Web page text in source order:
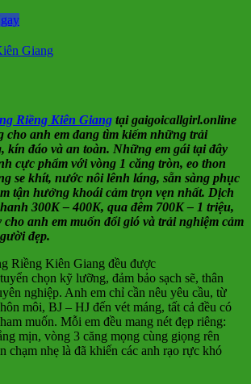
Giang
Riềng Kiên Giang tại gaigoicallgirl.online
cho anh em đang tìm kiếm những trải
kín đáo và an toàn. Những em gái tại đây
cực phẩm với vòng 1 căng tròn, eo thon
se khít, nước nôi lênh láng, sẵn sàng phục
tận hưởng khoái cảm trọn vẹn nhất. Dịch
300K – 400K, qua đêm 700K – 1 triệu,
anh em muốn đổi gió và trải nghiệm cảm
đẹp.
Riềng Kiên Giang đều được
chọn kỹ lưỡng, đảm bảo sạch sẽ, thân
nghiệp. Anh em chỉ cần nêu yêu cầu, từ
môi, BJ – HJ đến vét máng, tất cả đều có
muốn. Mỗi em đều mang nét đẹp riêng:
mịn, vòng 3 căng mọng cùng giọng rên
chạm nhẹ là đã khiến các anh rạo rực khó